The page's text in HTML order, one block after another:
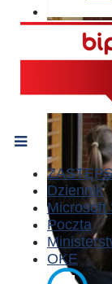
Dziennik
Microsoft
Poczta
OKE